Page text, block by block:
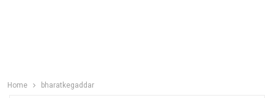
Home bharatkegaddar